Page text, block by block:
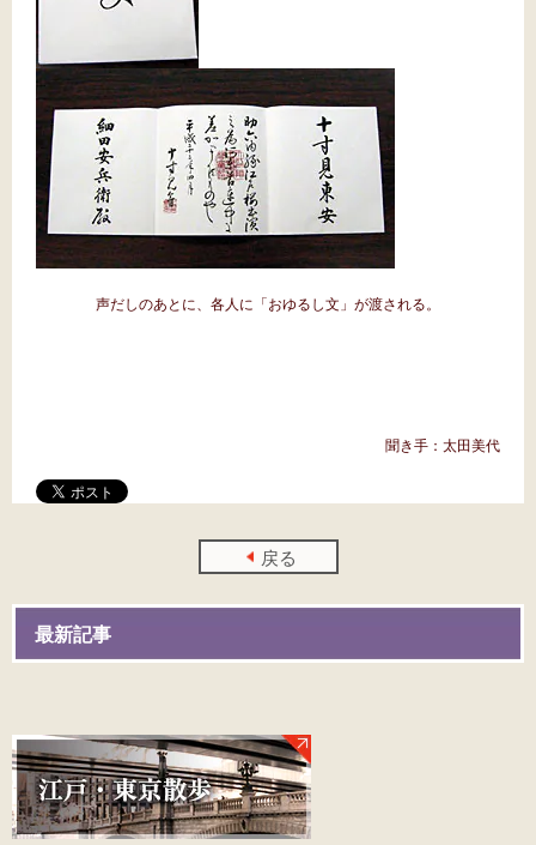
声だしのあとに、各人に「おゆるし文」が渡される。
聞き手：太田美代
戻る
最新記事